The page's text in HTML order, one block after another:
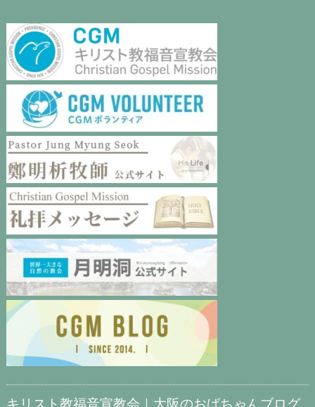
キリスト教福音宣教会｜大阪のおばちゃんブログ